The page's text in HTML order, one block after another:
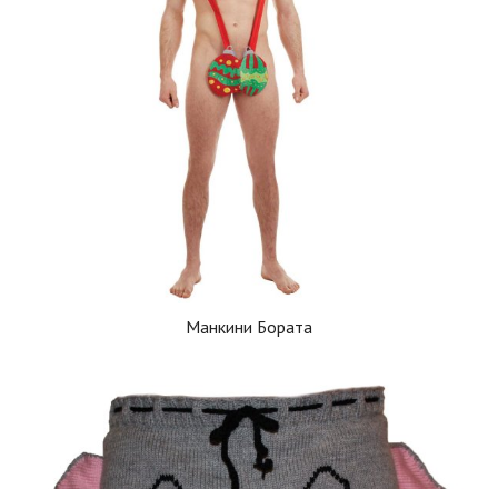
Манкини Бората